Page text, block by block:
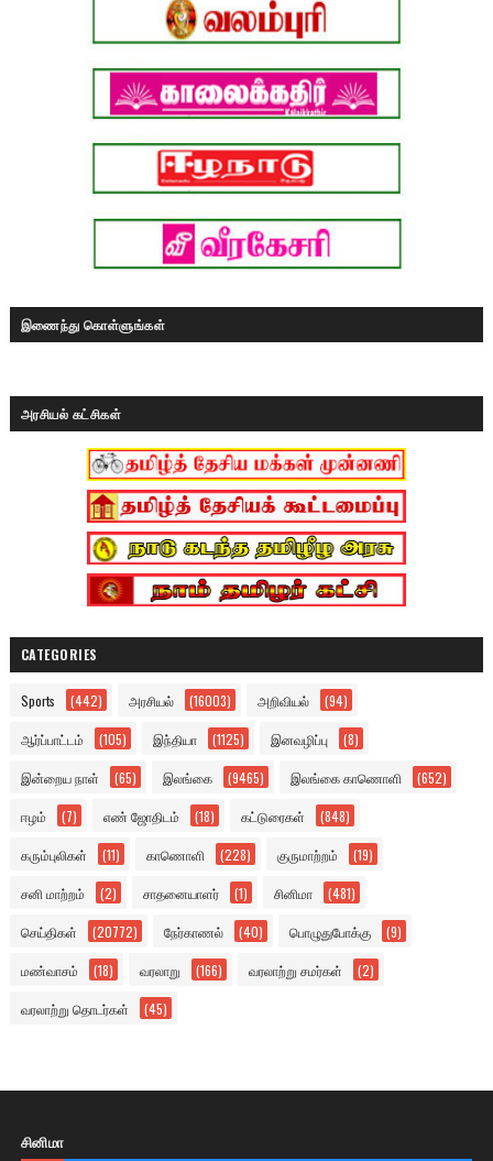
இணைந்து கொள்ளுங்கள்
அரசியல் கட்சிகள்
CATEGORIES
Sports (442) அரசியல் (16003) அறிவியல் (94)
ஆர்ப்பாட்டம் (105) இந்தியா (1125) இனவழிப்பு (8)
இன்றைய நாள் (65) இலங்கை (9465) இலங்கை காணொளி (652)
ஈழம் (7) எண் ஜோதிடம் (18) கட்டுரைகள் (848)
கரும்புலிகள் (11) காணொளி (228) குருமாற்றம் (19)
சனி மாற்றம் (2) சாதனையாளர் (1) சினிமா (481)
செய்திகள் (20772) நேர்காணல் (40) பொழுதுபோக்கு (9)
மண்வாசம் (18) வரலாறு (166) வரலாற்று சமர்கள் (2)
வரலாற்று தொடர்கள் (45)
சினிமா